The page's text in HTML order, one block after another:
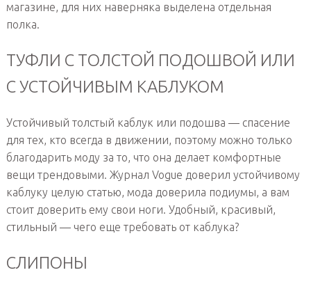
магазине, для них наверняка выделена отдельная
полка.
ТУФЛИ С ТОЛСТОЙ ПОДОШВОЙ ИЛИ
С УСТОЙЧИВЫМ КАБЛУКОМ
Устойчивый толстый каблук или подошва — спасение
для тех, кто всегда в движении, поэтому можно только
благодарить моду за то, что она делает комфортные
вещи трендовыми. Журнал Vogue доверил устойчивому
каблуку целую статью, мода доверила подиумы, а вам
стоит доверить ему свои ноги. Удобный, красивый,
стильный — чего еще требовать от каблука?
СЛИПОНЫ